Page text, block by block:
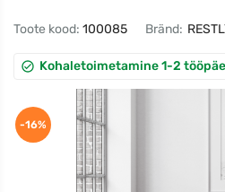
Toote kood: 100085 Bränd:
Kohaletoimetamine 1-2
-16%